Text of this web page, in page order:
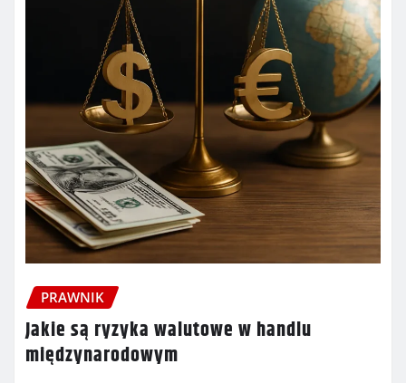
PRAWNIK
Jakie są ryzyka walutowe w handlu
międzynarodowym